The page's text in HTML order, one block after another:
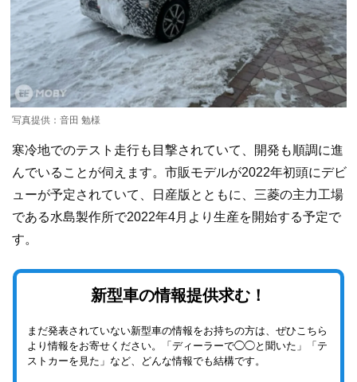
写真提供：音田 勉様
寒冷地でのテスト走行も目撃されていて、開発も順調に進
んでいることが伺えます。市販モデルが2022年初頭にデビ
ューが予定されていて、日産版とともに、三菱の主力工場
である水島製作所で2022年4月より生産を開始する予定で
す。
新型車の情報提供求む！
まだ発表されていない新型車の情報をお持ちの方は、ぜひこちら
より情報をお寄せください。「ディーラーで◯◯と聞いた」「テ
ストカーを見た」など、どんな情報でも結構です。